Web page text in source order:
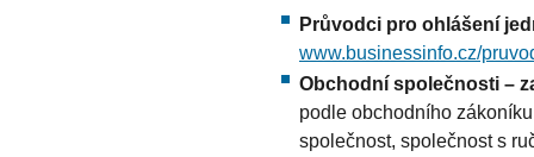
Průvodci pro ohlášení
www.businessinfo.cz/
Obchodní společnosti –
podle obchodního
společnost, společnost s